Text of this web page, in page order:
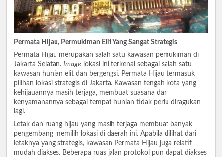
Permata Hijau, Permukiman Elit Yang Sangat Strategis
Permata Hijau merupakan salah satu kawasan pemukiman di
Jakarta Selatan. Image lokasi ini terkenal sebagai salah satu
kawasan hunian elit dan bergengsi. Permata Hijau termasuk
pilihan lokasi strategis di Jakarta. Kawasan tengah kota yang
kehijauannya masih terjaga, membuat suasana dan
kenyamanannya sebagai tempat hunian tidak perlu diragukan
lagi.
Letak dan ruang hijau yang masih terjaga membuat banyak
pengembang memilih lokasi di daerah ini. Apabila dilihat dari
letaknya yang strategis, kawasan Permata Hijau juga relatif
mudah diakses. Beberapa ruas jalan protokol pun dapat diakses